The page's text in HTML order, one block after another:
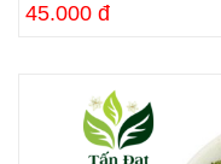
45.000 đ